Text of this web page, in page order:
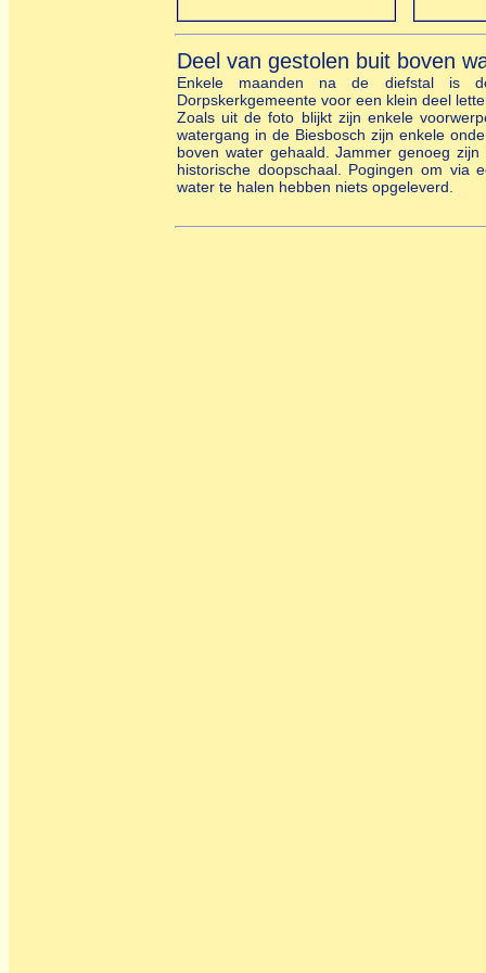
Deel van gestolen buit boven
Enkele maanden na de diefstal is
Dorpskerkgemeente voor een klein deel
Zoals uit de foto blijkt zijn enkele
watergang in de Biesbosch zijn enkele
boven water gehaald. Jammer genoeg
historische doopschaal. Pogingen om
water te halen hebben niets opgeleverd.